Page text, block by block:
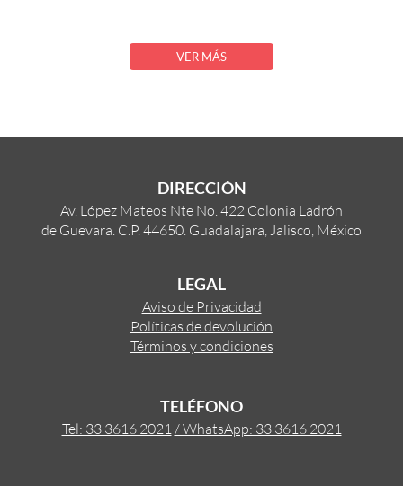
VER MÁS
DIRECCIÓN
Av. López Mateos Nte No. 422 Colonia Ladrón
de Guevara. C.P. 44650. Guadalajara, Jalisco, México
LEGAL
Aviso de Privacidad
Políticas de devolución
Términos y condiciones
TELÉFONO
Tel: 33 3616 2021 / WhatsApp: 33 3616 2021